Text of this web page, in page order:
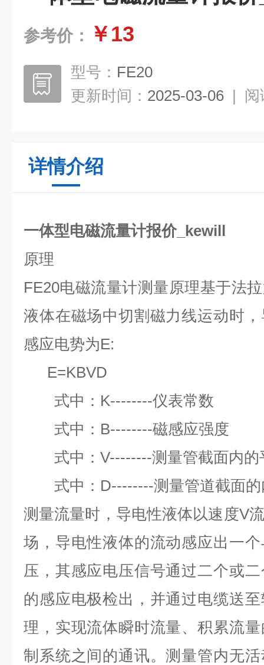
参考价： ￥13
型号： FE20
更新时间： 2025-03-06 | 阅
详情介绍
一体型电磁流量计报价_kewill
原理
FE20电磁流量计测量原理基于法
液体在磁场中切割磁力线运动时
感应电势为E:
E=KBVD
式中： K--------仪表常数
式中： B--------磁感应强度
式中： V--------测量管截面内的
式中： D--------测量管道截面
测量流量时，导电性液体以速度V
场，导电性液体的流动感应出一
压，其感应电压信号通过二个或
的感应电极检出，并通过电缆送
理，实现流体瞬时流量、积累流
制系统之间的通讯。测量管内无